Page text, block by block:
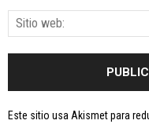
Este sitio usa Akismet para